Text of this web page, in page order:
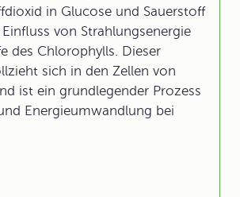
in Glucose und Sauerstoff
von Strahlungsenergie
des Chlorophylls. Dieser
sich in den Zellen von
ist ein grundlegender Prozess
Energieumwandlung bei